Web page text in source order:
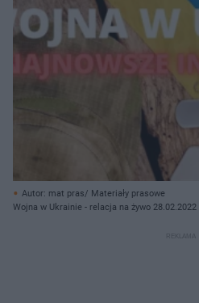
Autor: mat pras/ Materiały prasowe
Wojna w Ukrainie - relacja na żywo 28.02.2022